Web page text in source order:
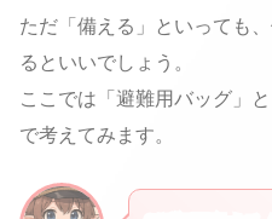
ただ「備える」といっても
るといいでしょう。
ここでは「避難用バッグ」
で考えてみます。